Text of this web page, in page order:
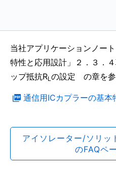
当社アプリケーションノー
特性と応用設計」２．３
ップ抵抗RLの設定 の章を参
通信用ICカプラーの基本
アイソレーター/ソリッ
のFAQペ